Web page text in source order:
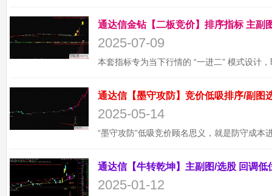
2025-07-09
2025-05-14
2025-01-12